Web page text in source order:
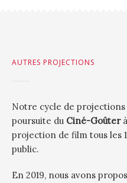
AUTRES PROJECTIONS
Notre cycle de projections
poursuite du Ciné-Goûter
projection de film tous les
public.
En 2019, nous avons